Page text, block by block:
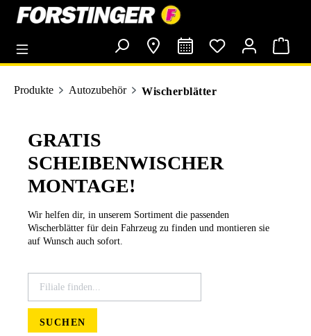
springen
Produkte Autozubehör Wischerblätter
GRATIS
SCHEIBENWISCHER
MONTAGE!
Wir helfen dir, in unserem Sortiment die passenden
Wischerblätter für dein Fahrzeug zu finden und montieren sie
auf Wunsch auch sofort.
SUCHEN